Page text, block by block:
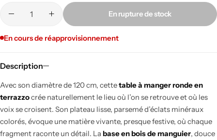
En rupture de stock
En cours de réapprovisionnement
Description
Avec son diamètre de 120 cm, cettetable à manger ronde en
terrazzocrée naturellement le lieu où l’on se retrouve et où les
voix se croisent. Son plateau lisse, parsemé d’éclats minéraux
colorés, évoque une matière vivante, presque festive, où chaque
fragment raconte un détail. La base en bois de manguier, douce